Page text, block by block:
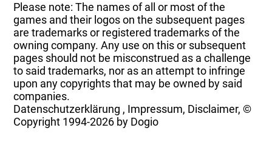
Please note: The names of all or most of the
games and their logos on the subsequent pages
are trademarks or registered trademarks of the
owning company. Any use on this or subsequent
pages should not be misconstrued as a challenge
to said trademarks, nor as an attempt to infringe
upon any copyrights that may be owned by said
companies.
Datenschutzerklärung , Impressum, Disclaimer, ©
Copyright 1994-2026 by Dogio